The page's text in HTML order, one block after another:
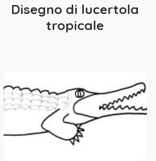
Disegno di lucertola
tropicale